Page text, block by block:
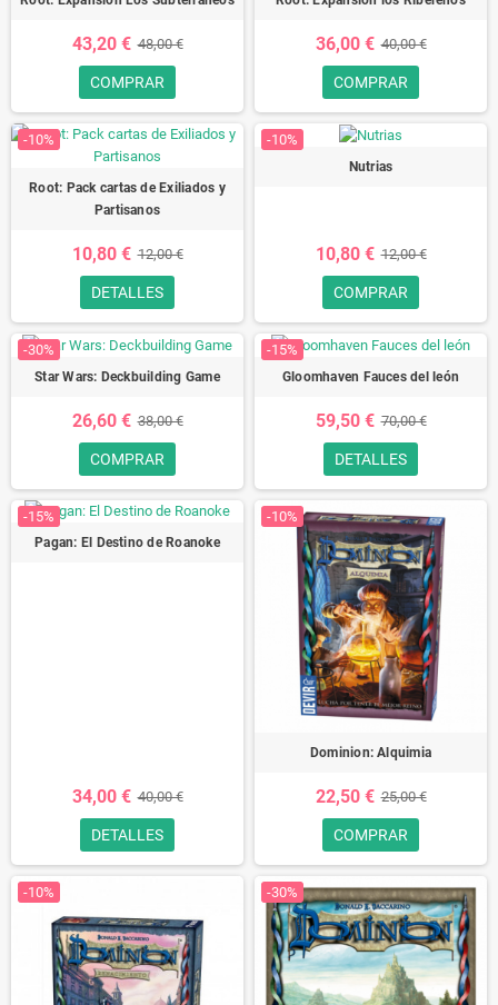
43,20 € 48,00 €
COMPRAR
36,00 € 40,00 €
COMPRAR
-10%
Root: Pack cartas de Exiliados y
Partisanos
10,80 € 12,00 €
DETALLES
-10%
Nutrias
10,80 € 12,00 €
COMPRAR
-30%
Star Wars: Deckbuilding Game
26,60 € 38,00 €
COMPRAR
-15%
Gloomhaven Fauces del león
59,50 € 70,00 €
DETALLES
-15%
Pagan: El Destino de Roanoke
34,00 € 40,00 €
DETALLES
-10%
Dominion: Alquimia
22,50 € 25,00 €
COMPRAR
-10% -30%